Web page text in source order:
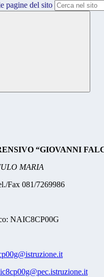
pagine del sito
“GIOVANNI
MARIA
Fax 081/7269986
NAIC8CP00G